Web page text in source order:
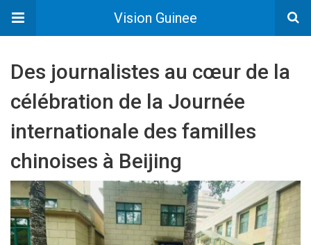
Vision Guinee
Des journalistes au cœur de la
célébration de la Journée
internationale des familles
chinoises à Beijing